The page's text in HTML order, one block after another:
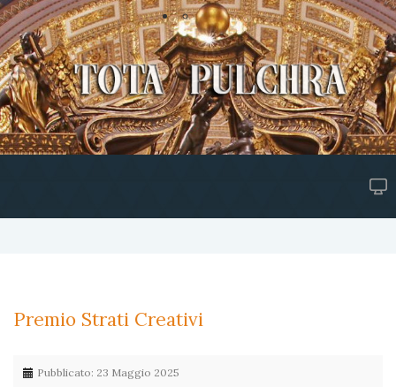
Premio Strati Creativi
Pubblicato: 23 Maggio 2025